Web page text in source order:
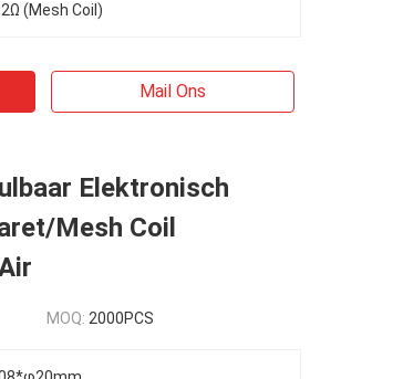
(Mesh Coil)
Mail Ons
Elektronisch
Mesh Coil
MOQ: 2000PCS